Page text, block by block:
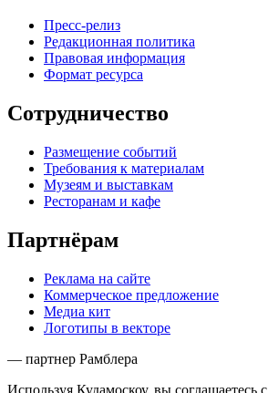
Пресс-релиз
Редакционная политика
Правовая информация
Формат ресурса
Сотрудничество
Размещение событий
Требования к материалам
Музеям и выставкам
Ресторанам и кафе
Партнёрам
Реклама на сайте
Коммерческое предложение
Медиа кит
Логотипы в векторе
— партнер Рамблера
Используя Кудамоскоу, вы соглашаетесь с